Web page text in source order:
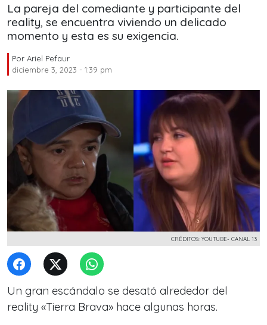
La pareja del comediante y participante del
reality, se encuentra viviendo un delicado
momento y esta es su exigencia.
Por Ariel Pefaur
diciembre 3, 2023 - 1:39 pm
CRÉDITOS: YOUTUBE- CANAL 13
Un gran escándalo se desató alrededor del
reality «Tierra Brava» hace algunas horas.